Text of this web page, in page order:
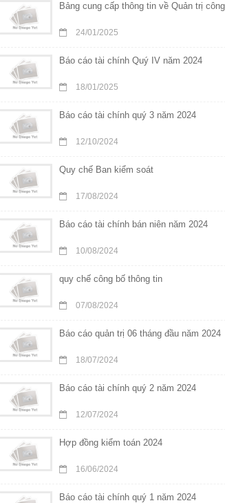
Bảng cung cấp thông tin về Quản trị
24/01/2025
Báo cáo tài chính Quý IV năm 2024
18/01/2025
Báo cáo tài chính quý 3 năm 2024
12/10/2024
Quy chế Ban kiểm soát
17/08/2024
Báo cáo tài chính bán niên năm 2024
10/08/2024
quy chế công bố thông tin
07/08/2024
Báo cáo quản trị 06 tháng đầu năm 2024
18/07/2024
Báo cáo tài chính quý 2 năm 2024
12/07/2024
Hợp đồng kiểm toán 2024
16/06/2024
Báo cáo tài chính quý 1 năm 2024